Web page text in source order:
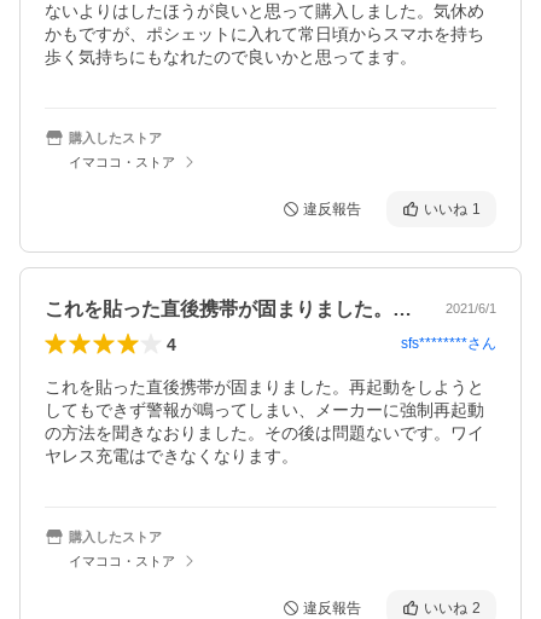
ないよりはしたほうが良いと思って購入しました。気休め
かもですが、ポシェットに入れて常日頃からスマホを持ち
歩く気持ちにもなれたので良いかと思ってます。
購入したストア
イマココ・ストア
違反報告 いいね 1
これを貼った直後携帯が固まりました。再… 2021/6/1
4 sfs********さん
これを貼った直後携帯が固まりました。再起動をしようと
してもできず警報が鳴ってしまい、メーカーに強制再起動
の方法を聞きなおりました。その後は問題ないです。ワイ
ヤレス充電はできなくなります。
購入したストア
イマココ・ストア
違反報告 いいね 2